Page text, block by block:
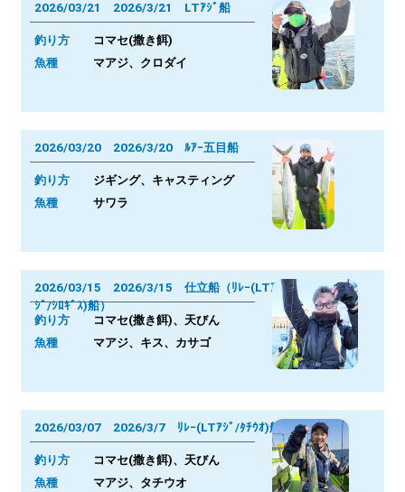
2026/03/21 2026/3/21 LTｱｼﾞ船
釣り方
コマセ(撒き餌)
魚種 マアジ、クロダイ
2026/03/20 2026/3/20 ﾙｱｰ五目船
釣り方 ジギング、キャスティング
魚種 サワラ
2026/03/15 2026/3/15 仕立船（ﾘﾚｰ(LTｱ
ｼﾞ/ｼﾛｷﾞｽ)船）
釣り方
コマセ(撒き餌)、天びん
魚種 マアジ、キス、カサゴ
2026/03/07 2026/3/7 ﾘﾚｰ(LTｱｼﾞ/ﾀﾁｳｵ)船
釣り方
コマセ(撒き餌)、天びん
魚種 マアジ、タチウオ